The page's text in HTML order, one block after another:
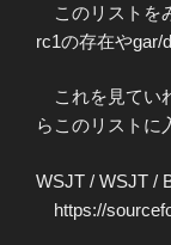
このリストを
rc1の存在やgar/
これを見てい
らこのリストに
WSJT / WSJT /
https://